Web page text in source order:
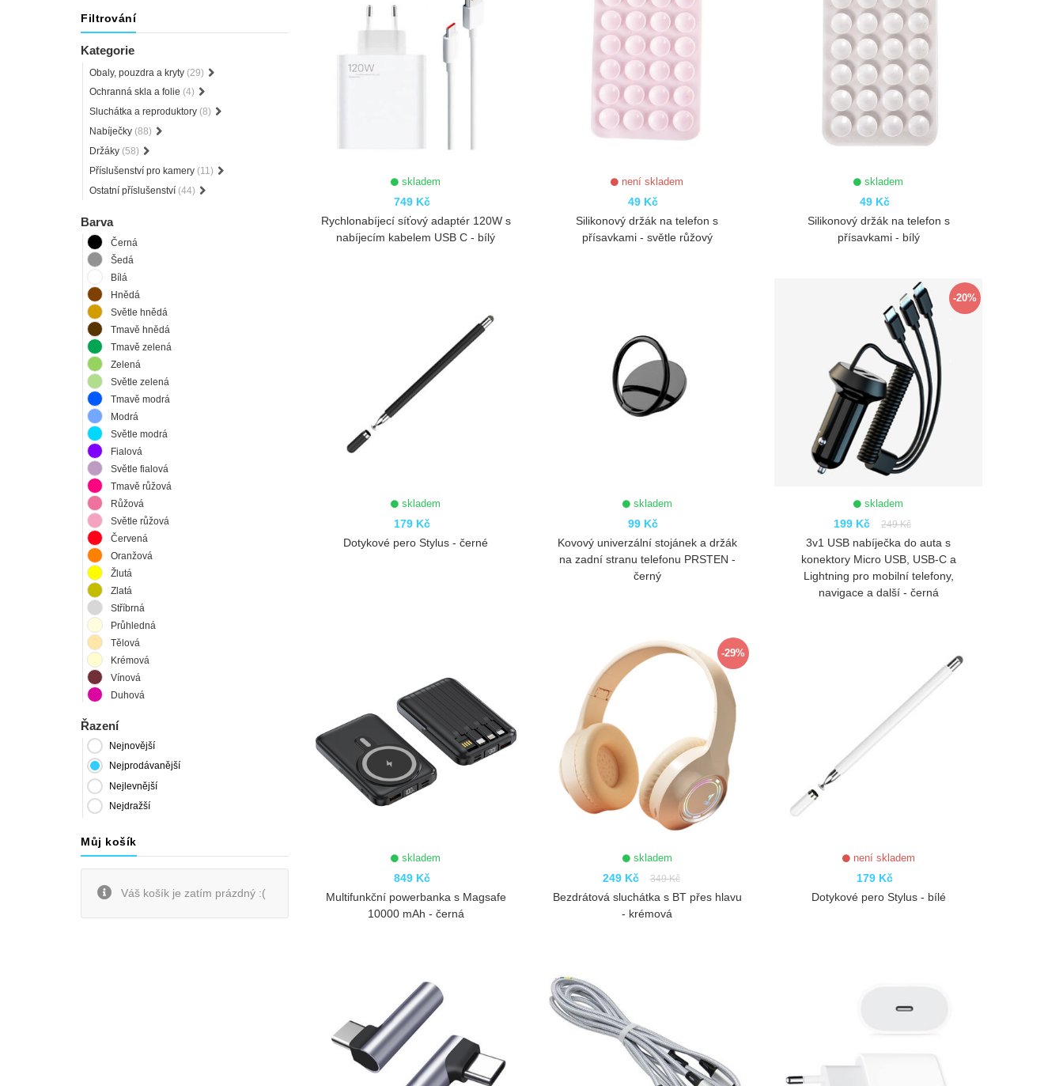
Filtrování
Kategorie
Obaly, pouzdra a kryty (29)
Ochranná skla a folie (4)
Sluchátka a reproduktory (8)
Nabíječky (88)
Držáky (58)
Příslušenství pro kamery (11)
Ostatní příslušenství (44)
Barva
Černá
Šedá
Bílá
Hnědá
Světle hnědá
Tmavě hnědá
Tmavě zelená
Zelená
Světle zelená
Tmavě modrá
Modrá
Světle modrá
Fialová
Světle fialová
Tmavě růžová
Růžová
Světle růžová
Červená
Oranžová
Žlutá
Zlatá
Stříbrná
Průhledná
Tělová
Krémová
Vínová
Duhová
Řazení
Nejnovější
Nejprodávanější
Nejlevnější
Nejdražší
Můj košík
Váš košík je zatím prázdný :(
skladem
749 Kč
Rychlonabíjecí síťový adaptér 120W s
nabíjecím kabelem USB C - bílý
není skladem
49 Kč
Silikonový držák na telefon s
přísavkami - světle růžový
skladem
49 Kč
Silikonový držák na telefon s
přísavkami - bílý
skladem
179 Kč
Dotykové pero Stylus - černé
skladem
99 Kč
ZOBRAZIT
Kovový univerzální stojánek a držák
na zadní stranu telefonu PRSTEN -
černý
-20%
skladem
199 Kč 249 Kč
3v1 USB nabíječka do auta s
konektory Micro USB, USB-C a
Lightning pro mobilní telefony,
navigace a další - černá
skladem
849 Kč
Multifunkční powerbanka s Magsafe
10000 mAh - černá
-29%
skladem
249 Kč 349 Kč
Bezdrátová sluchátka s BT přes hlavu
- krémová
není skladem
179 Kč
Dotykové pero Stylus - bílé